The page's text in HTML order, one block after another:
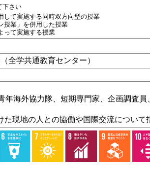
下さい
して実施する同時双方向型の授業
授業」を併用した授業
って実施する授業
全学共通教育センター）
年海外協力隊、短期専門家、企画調査
た現地の人との協働や国際交流について